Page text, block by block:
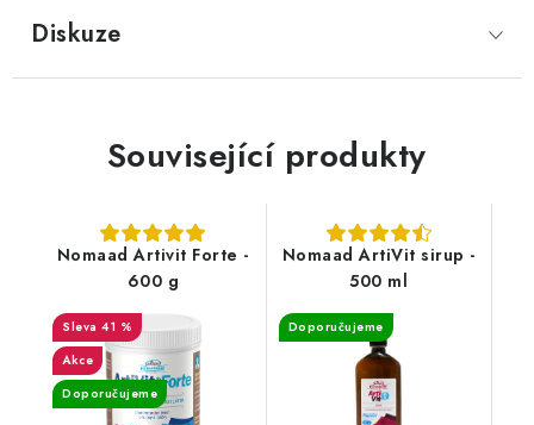
Diskuze
Související produkty
Nomaad Artivit Forte -
600 g
41 %
Akce
Doporučujeme
Nomaad ArtiVit sirup -
500 ml
Doporučujeme